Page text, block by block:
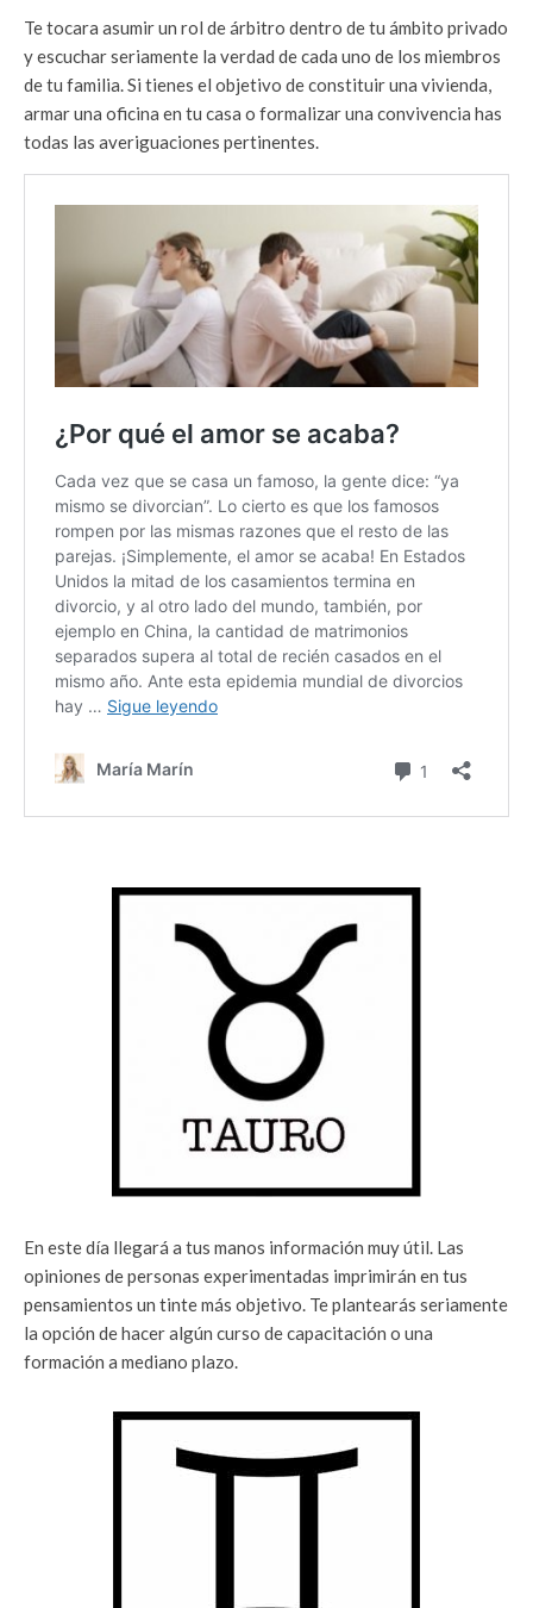
Te tocara asumir un rol de árbitro dentro de tu ámbito privado
y escuchar seriamente la verdad de cada uno de los miembros
de tu familia. Si tienes el objetivo de constituir una vivienda,
armar una oficina en tu casa o formalizar una convivencia has
todas las averiguaciones pertinentes.
En este día llegará a tus manos información muy útil. Las
opiniones de personas experimentadas imprimirán en tus
pensamientos un tinte más objetivo. Te plantearás seriamente
la opción de hacer algún curso de capacitación o una
formación a mediano plazo.